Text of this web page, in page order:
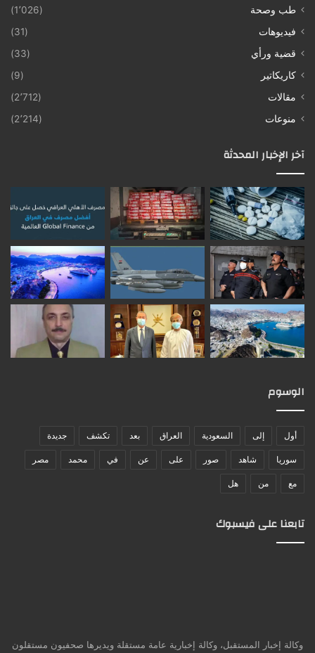
طب وصحة
(1٬026)
فيديوهات
(31)
قضية ورأي
(33)
كاريكاتير
(9)
مقالات
(2٬712)
منوعات
(2٬214)
آخر الإخبار المحدثة
الوسوم
أول إلى السعودية العراق بعد تكشف جديدة
سوريا شاهد صور على عن في محمد مصر
مع من هل
تابعنا على فيسبوك
وكالة إخبار المستقبل، وكالة إخبارية عامة مستقلة ويديرها صحفيون مستقلون